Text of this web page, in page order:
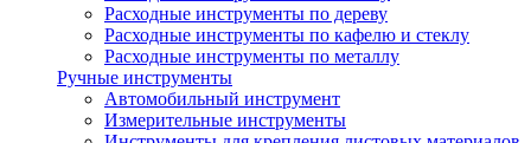
Расходные инструменты по дереву
Расходные инструменты по кафелю и стеклу
Расходные инструменты по металлу
Ручные инструменты
Автомобильный инструмент
Измерительные инструменты